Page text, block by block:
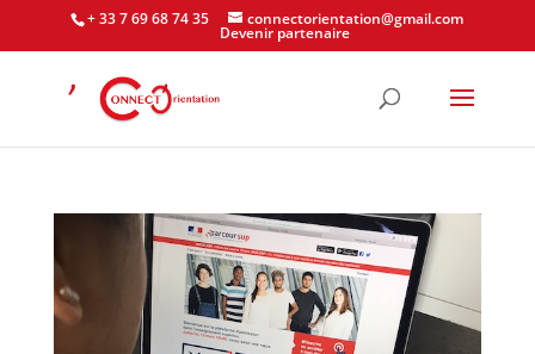
+ 33 7 69 68 74 35 connectorientation@gmail.com
Devenir partenaire